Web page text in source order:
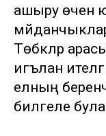
ашыру өчен
Төбәкләр
игълан
елның
билгеле